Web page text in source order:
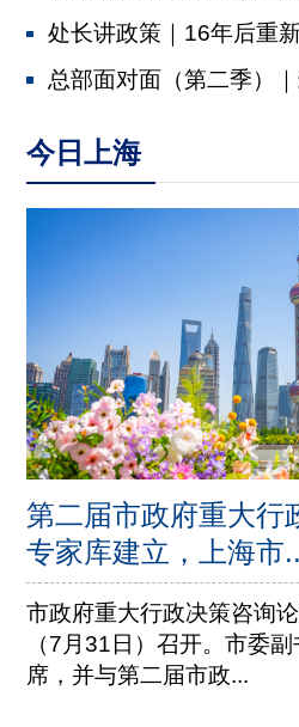
今日上海
第二届市政府重大行
专家库建立，上海市
市政府重大行政决策咨询
（7月31日）召开。市委
席，并与第二届市政...